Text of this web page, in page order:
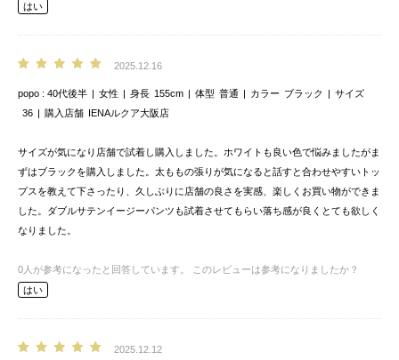
はい
2025.12.16
popo 40代後半 女性 身長 155cm 体型 普通 カラー ブラック
サイズ
36
購入店舗 IENAルクア大阪店
サイズが気になり店舗で試着し購入しました。ホワイトも良い色で悩みましたがま
ずはブラックを購入しました。太ももの張りが気になると話すと合わせやすいトッ
プスを教えて下さったり、久しぶりに店舗の良さを実感、楽しくお買い物ができま
した。ダブルサテンイージーパンツも試着させてもらい落ち感が良くとても欲しく
なりました。
0 人が参考になったと回答しています。
このレビューは参考になりましたか？
はい
2025.12.12